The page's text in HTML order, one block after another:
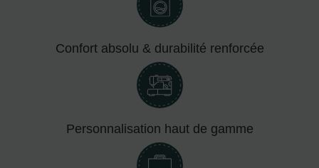
Confort absolu & durabilité renforcée
Personnalisation haut de gamme